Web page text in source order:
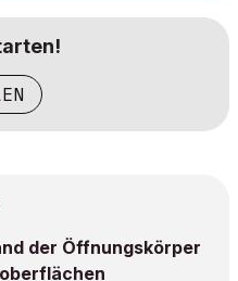
der Öffnungskörper